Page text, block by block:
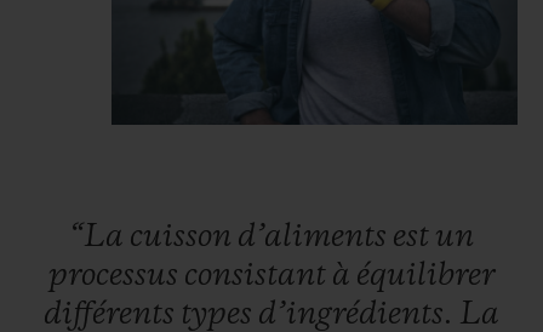
“La cuisson d’aliments est un
processus consistant à équilibrer
différents types d’ingrédients. La